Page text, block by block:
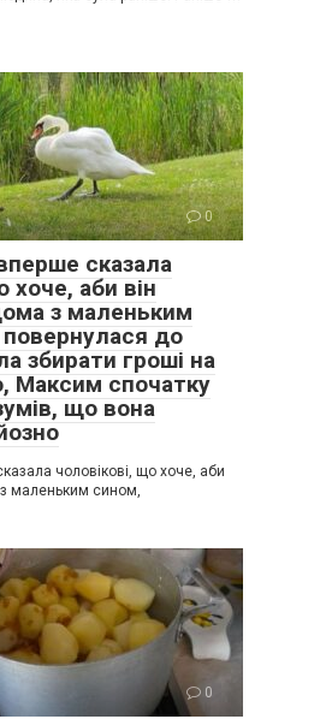
0
сказала
хоче, аби він
з маленьким
до
збирати гроші на
Максим спочатку
що вона
чоловікові, що хоче, аби
маленьким сином,
0